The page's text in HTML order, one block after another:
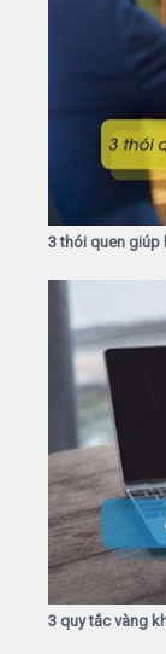
3 thói quen giúp
3 quy tắc vàng